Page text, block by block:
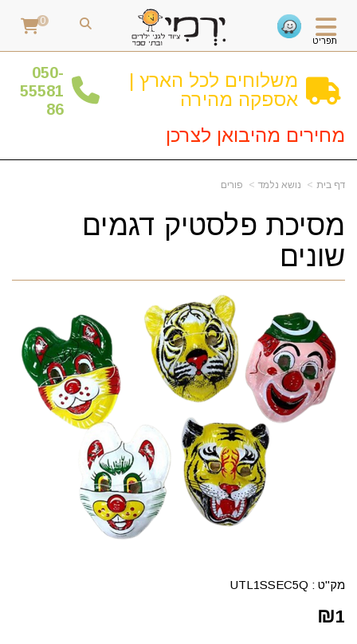
תפריט
0
משלוחים לכל הארץ |
אספקה מהירה
050-
55581
86
מחירים מהיבואן לצרכן
דף בית נושא נלמד פורים
מסיכת פלסטיק דגמים
שונים
מק"ט : UTL1SSEC5Q
₪1